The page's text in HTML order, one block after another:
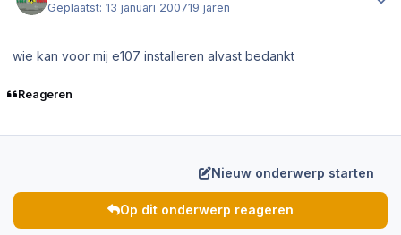
Geplaatst:13 januari 200719 jaren
wie kan voor mij e107 installeren alvast bedankt
Reageren
Nieuw onderwerp starten
Op dit onderwerp reageren